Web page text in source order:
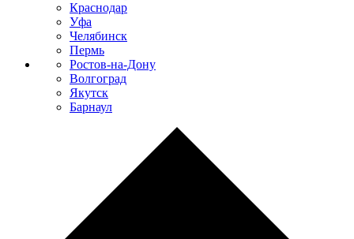
Краснодар
Уфа
Челябинск
Пермь
Ростов-на-Дону
Волгоград
Якутск
Барнаул